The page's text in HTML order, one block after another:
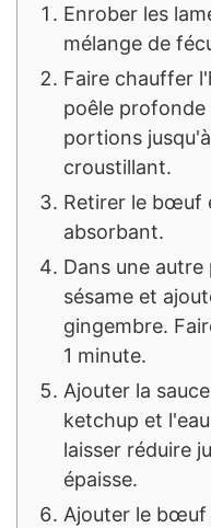
Enrober les
mélange de
Faire chauffer
poêle
portions
croustillant.
Retirer le bœuf
absorbant.
Dans une
sésame et
gingembre.
1 minute.
Ajouter la
ketchup et
laisser réduire
épaisse.
Ajouter le bœuf